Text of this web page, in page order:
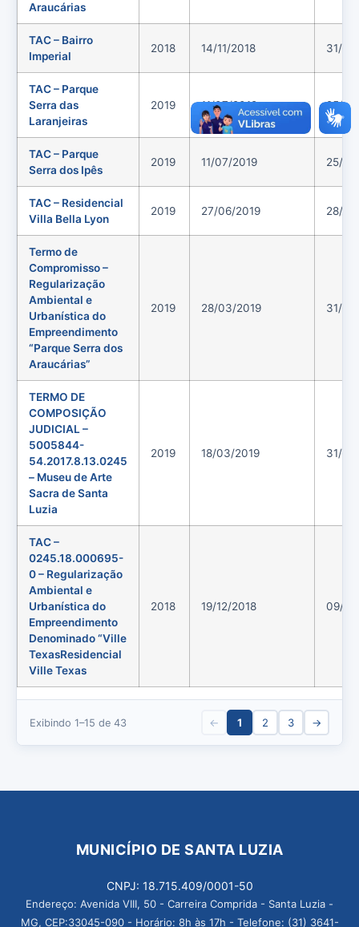
Araucárias
TAC – Bairro
Imperial
2018 14/11/2018 31/
TAC – Parque
Serra das
Laranjeiras
2019 11/07/2019 25/
TAC – Parque
Serra dos Ipês
2019 11/07/2019 25/
TAC – Residencial
Villa Bella Lyon
2019 27/06/2019 28/
Termo de
Compromisso –
Regularização
Ambiental e
Urbanística do
Empreendimento
“Parque Serra dos
Araucárias”
2019 28/03/2019 31/
TERMO DE
COMPOSIÇÃO
JUDICIAL –
5005844-
54.2017.8.13.0245
– Museu de Arte
Sacra de Santa
Luzia
2019 18/03/2019 31/
TAC –
0245.18.000695-
0 – Regularização
Ambiental e
Urbanística do
Empreendimento
Denominado “Ville
TexasResidencial
Ville Texas
2018 19/12/2018 09/
Exibindo 1–15 de 43 ← 1 2 3 →
MUNICÍPIO DE SANTA LUZIA
CNPJ: 18.715.409/0001-50
Endereço: Avenida VIII, 50 - Carreira Comprida - Santa Luzia -
MG, CEP:33045-090 - Horário: 8h às 17h - Telefone: (31) 3641-